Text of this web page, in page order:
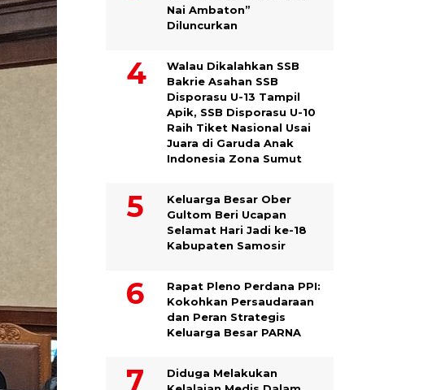
Nai Ambaton”
Diluncurkan
Walau Dikalahkan SSB
Bakrie Asahan SSB
Disporasu U-13 Tampil
Apik, SSB Disporasu U-10
Raih Tiket Nasional Usai
Juara di Garuda Anak
Indonesia Zona Sumut
Keluarga Besar Ober
Gultom Beri Ucapan
Selamat Hari Jadi ke-18
Kabupaten Samosir
Rapat Pleno Perdana PPI:
Kokohkan Persaudaraan
dan Peran Strategis
Keluarga Besar PARNA
Diduga Melakukan